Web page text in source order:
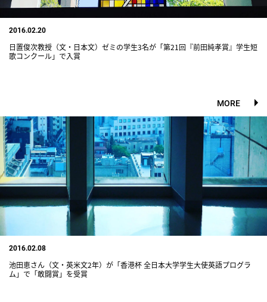
2016.02.20
日置俊次教授（文・日本文）ゼミの学生3名が「第21回『前田純孝賞』学生短
歌コンクール」で入賞
MORE
2016.02.08
池田恵さん（文・英米文2年）が「香港杯 全日本大学学生大使英語プログラ
ム」で「敢闘賞」を受賞